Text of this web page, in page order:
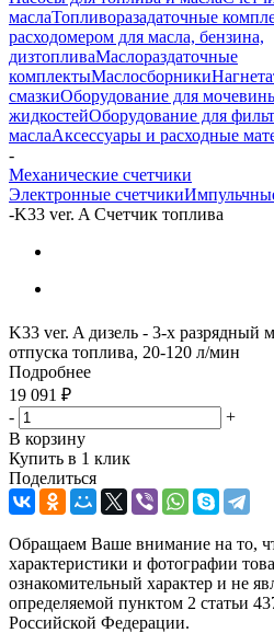
маслаТопливоразадаточные
расходомером для масла, бензина,
дизтопливаМаслораздаточные
комплектыМаслосборники
смазкиОборудование для
жидкостейОборудование для
маслаАксессуары и расходные
-
Механические счетчики
Электронные счетчики
-K33 ver. A Счетчик топлива
K33 ver. A дизель - 3-х разрядный
отпуска топлива, 20-120 л/мин
Подробнее
19 091 ₽
-
+
В корзину
Купить в 1 клик
Поделиться
Обращаем Ваше внимание на то,
характеристики и фотографии
ознакомительный характер и не
определяемой пунктом 2 статьи
Российской Федерации.